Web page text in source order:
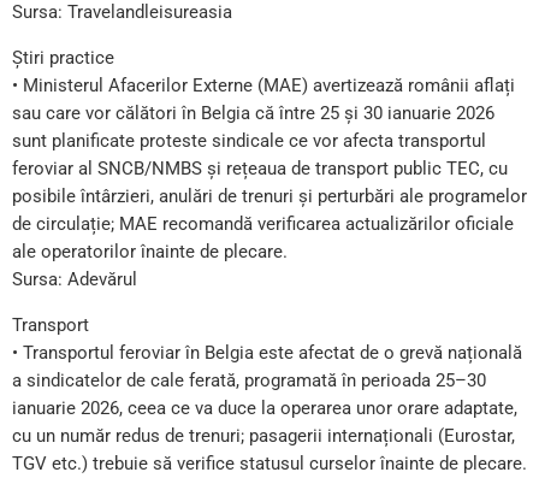
Sursa: Travelandleisureasia
Știri practice
• Ministerul Afacerilor Externe (MAE) avertizează românii aflați
sau care vor călători în Belgia că între 25 și 30 ianuarie 2026
sunt planificate proteste sindicale ce vor afecta transportul
feroviar al SNCB/NMBS și rețeaua de transport public TEC, cu
posibile întârzieri, anulări de trenuri și perturbări ale programelor
de circulație; MAE recomandă verificarea actualizărilor oficiale
ale operatorilor înainte de plecare.
Sursa: Adevărul
Transport
• Transportul feroviar în Belgia este afectat de o grevă națională
a sindicatelor de cale ferată, programată în perioada 25–30
ianuarie 2026, ceea ce va duce la operarea unor orare adaptate,
cu un număr redus de trenuri; pasagerii internaționali (Eurostar,
TGV etc.) trebuie să verifice statusul curselor înainte de plecare.